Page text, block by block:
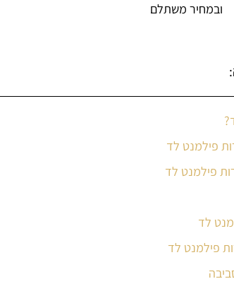
ובמחיר משתלם
פילמנט לד
פילמנט לד
לד
פילמנט לד